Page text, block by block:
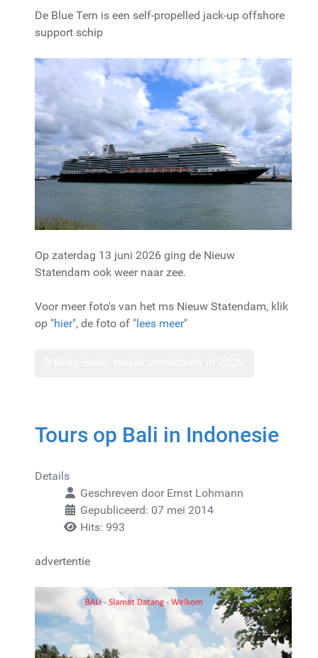
De Blue Tern is een self-propelled jack-up offshore
support schip
Op zaterdag 13 juni 2026 ging de Nieuw
Statendam ook weer naar zee.
Voor meer foto's van het ms Nieuw Statendam, klik
op "hier", de foto of "lees meer"
Tours op Bali in Indonesie
Details
Geschreven door Ernst Lohmann
Gepubliceerd: 07 mei 2014
Hits: 993
advertentie